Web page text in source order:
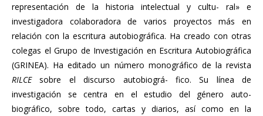
representación de la historia intelectual y cultu- ral» e
investigadora colaboradora de varios proyectos más en
relación con la escritura autobiográfica. Ha creado con otras
colegas el Grupo de Investigación en Escritura Autobiográfica
(GRINEA). Ha editado un número monográfico de la revista
RILCEsobre el discurso autobiográ- fico. Su línea de
investigación se centra en el estudio del género auto-
biográfico, sobre todo, cartas y diarios, así como en la